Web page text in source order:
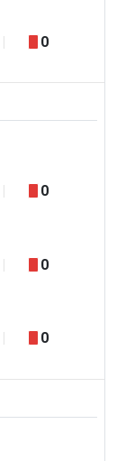
0
0
0
0